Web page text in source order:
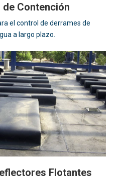
Contención
el control de derrames de
a largo plazo.
Flotantes